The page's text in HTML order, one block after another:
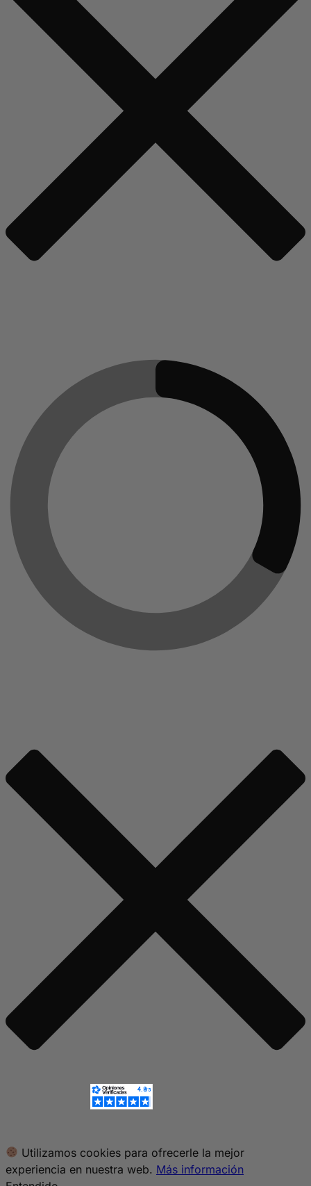
Utilizamos cookies para ofrecerle la mejor
experiencia en nuestra web. Más información